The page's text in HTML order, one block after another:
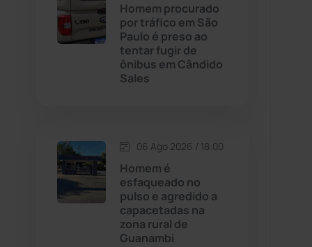
Caturama
Chapada Diamantina
Cordeiros
Dom Basílio
Homem procurado
por tráfico em São
Paulo é preso ao
tentar fugir de
ônibus em Cândido
Sales
06 Ago 2026 / 18:00
Homem é
esfaqueado no
pulso e agredido a
capacetadas na
zona rural de
Guanambi